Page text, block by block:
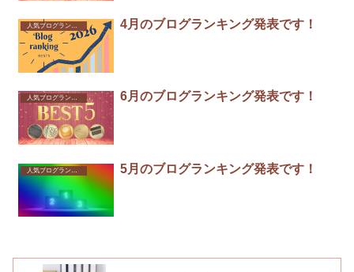
人気ブログランキング 4月のブログランキング発表です！
人気ブログランキング 6月のブログランキング発表です！
5月のブログランキング発表です！